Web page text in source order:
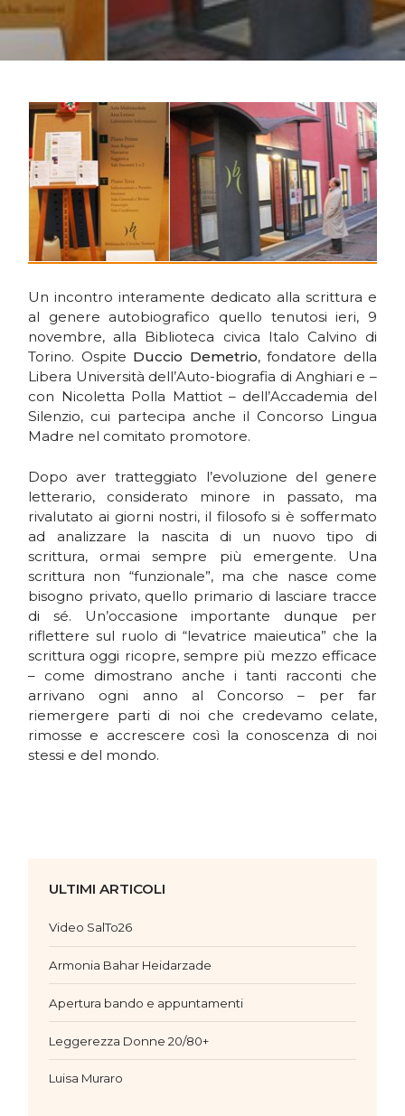
Un incontro interamente dedicato alla scrittura e
al genere autobiografico quello tenutosi ieri, 9
novembre, alla Biblioteca civica Italo Calvino di
Torino. Ospite Duccio Demetrio, fondatore della
Libera Università dell’Auto-biografia di Anghiari e –
con Nicoletta Polla Mattiot – dell’Accademia del
Silenzio, cui partecipa anche il Concorso Lingua
Madre nel comitato promotore.
Dopo aver tratteggiato l’evoluzione del genere
letterario, considerato minore in passato, ma
rivalutato ai giorni nostri, il filosofo si è soffermato
ad analizzare la nascita di un nuovo tipo di
scrittura, ormai sempre più emergente. Una
scrittura non “funzionale”, ma che nasce come
bisogno privato, quello primario di lasciare tracce
di sé. Un’occasione importante dunque per
riflettere sul ruolo di “levatrice maieutica” che la
scrittura oggi ricopre, sempre più mezzo efficace
– come dimostrano anche i tanti racconti che
arrivano ogni anno al Concorso – per far
riemergere parti di noi che credevamo celate,
rimosse e accrescere così la conoscenza di noi
stessi e del mondo.
ULTIMI ARTICOLI
Video SalTo26
Armonia Bahar Heidarzade
Apertura bando e appuntamenti
Leggerezza Donne 20/80+
Luisa Muraro